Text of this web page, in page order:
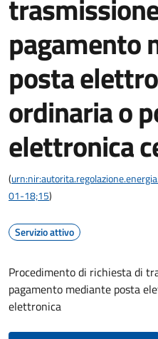
pagamento
posta
ordinaria o
elettronica
(
01-18;15)
Servizio attivo
Procedimento di richiesta di
pagamento mediante posta
elettronica